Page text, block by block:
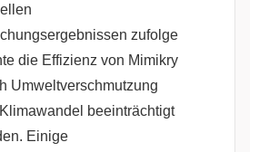
zufolge
die Effizienz von Mimikry
Umweltverschmutzung
beeinträchtigt
Einige